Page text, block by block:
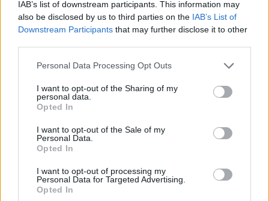
IAB’s list of downstream participants. This information may
also be disclosed by us to third parties on the IAB’s List of
Downstream Participants that may further disclose it to other
Personal Data Processing Opt Outs
I want to opt-out of the Sharing of my
personal data.
Opted In
I want to opt-out of the Sale of my
Personal Data.
Opted In
I want to opt-out of processing my
Personal Data for Targeted Advertising.
Opted In
Klinkinis tyrimas buvo skirtas žmonėms,
sergantiems galvos ir kaklo vėžiu, išskyrus
tuos, kuriems buvo diagnozuotas žmogaus
papilomos virusas (ŽPV). Pasak autorių, tai
sukelia ne ŽPV, paprastai yra sunkiau
gydomas, todėl pažanga šiems pacientams
yra ypač svarbi.
Pacientai, kuriems buvo skiriamas
amivantamabas, po gydymo pradžios